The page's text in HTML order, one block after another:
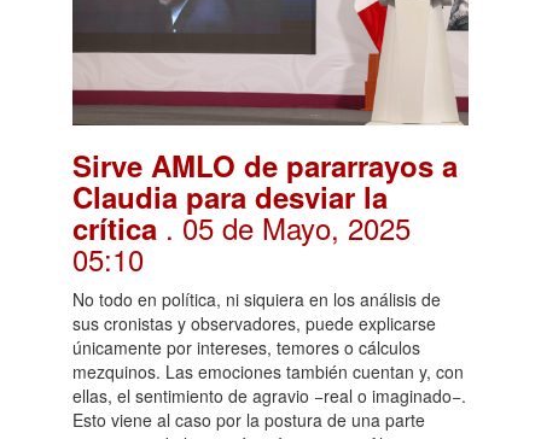
Sirve AMLO de pararrayos a
Claudia para desviar la
crítica . 05 de Mayo, 2025
05:10
No todo en política, ni siquiera en los análisis de
sus cronistas y observadores, puede explicarse
únicamente por intereses, temores o cálculos
mezquinos. Las emociones también cuentan y, con
ellas, el sentimiento de agravio −real o imaginado−.
Esto viene al caso por la postura de una parte